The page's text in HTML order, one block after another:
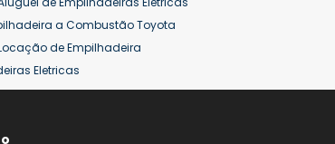
a Combustão Toyota
de Empilhadeira
Eletricas
Hyster